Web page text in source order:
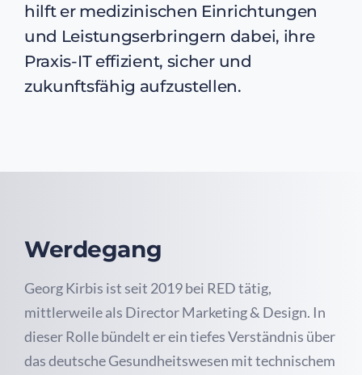
hilft er medizinischen Einrichtungen
und Leistungserbringern dabei, ihre
Praxis-IT effizient, sicher und
zukunftsfähig aufzustellen.
Werdegang
Georg Kirbis ist seit 2019 bei RED tätig,
mittlerweile als Director Marketing & Design. In
dieser Rolle bündelt er ein tiefes Verständnis über
das deutsche Gesundheitswesen mit technischem